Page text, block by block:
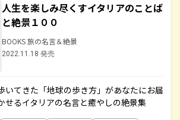
人生を楽しみ尽くすイタリアのことば
と絶景１００
BOOKS 旅の名言＆絶景
2022.11.18 発売
いてきた「地球の歩き方」があなたにお届
せるイタリアの名言と癒やしの絶景集